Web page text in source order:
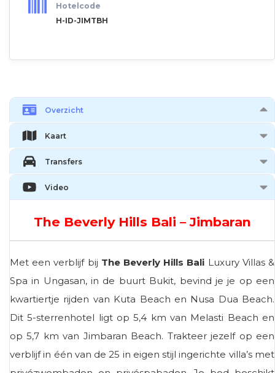
Hotelcode
H-ID-JIMTBH
Overzicht
Kaart
Transfers
Video
The Beverly Hills Bali – Jimbaran
Met een verblijf bij The Beverly Hills Bali Luxury Villas &
Spa in Ungasan, in de buurt Bukit, bevind je je op een
kwartiertje rijden van Kuta Beach en Nusa Dua Beach.
Dit 5-sterrenhotel ligt op 5,4 km van Melasti Beach en
op 5,7 km van Jimbaran Beach. Trakteer jezelf op een
verblijf in één van de 25 in eigen stijl ingerichte villa’s met